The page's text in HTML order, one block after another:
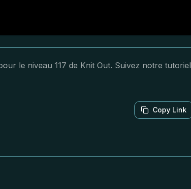
le niveau 117 de Knit Out. Suivez notre tutoriel
Copy Link